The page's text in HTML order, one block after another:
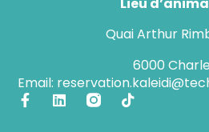
Quai Arthur
6000
Email: